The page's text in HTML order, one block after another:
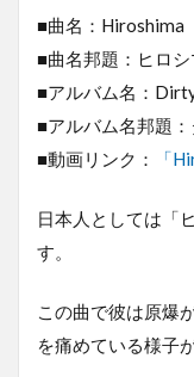
■曲名：Hiroshima
■曲名邦題：ヒロシ
■アルバム名：
■アルバム名邦題
■動画リンク：
「
日本人としては「
す。
この曲で彼は原爆
を痛めている様子